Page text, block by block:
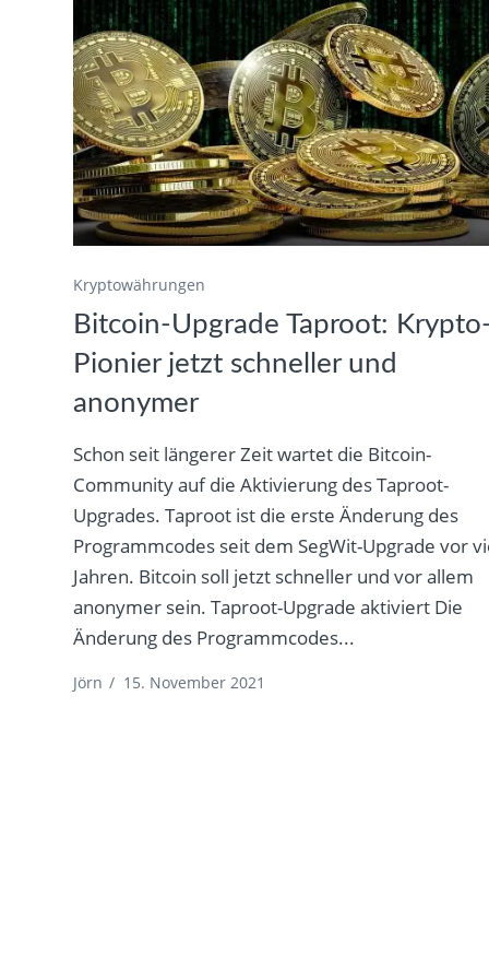
Kryptowährungen
Bitcoin-Upgrade Taproot:
Pionier jetzt schneller und
anonymer
Schon seit längerer Zeit wartet die Bitcoin-
Community auf die Aktivierung des Taproot-
Upgrades. Taproot ist die erste Änderung des
Programmcodes seit dem SegWit-Upgrade vor
Jahren. Bitcoin soll jetzt schneller und vor allem
anonymer sein. Taproot-Upgrade aktiviert Die
Änderung des Programmcodes...
Jörn / 15. November 2021